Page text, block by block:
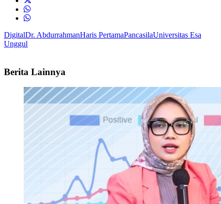
DigitalDr. AbdurrahmanHaris PertamaPancasilaUniversitas Esa
Unggul
Berita Lainnya